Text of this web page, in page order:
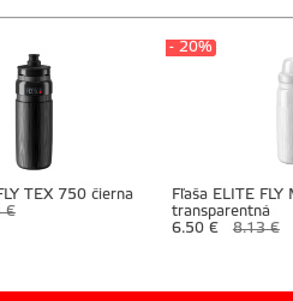
TEX 750 čierna
€
Fľaša ELITE
transparentná
- 20%
6.50 € 8.13 €